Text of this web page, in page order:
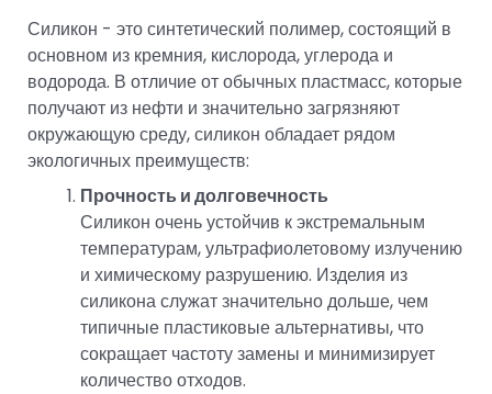
Силикон - это синтетический полимер, состоящий в
основном из кремния, кислорода, углерода и
водорода. В отличие от обычных пластмасс, которые
получают из нефти и значительно загрязняют
окружающую среду, силикон обладает рядом
экологичных преимуществ:
Прочность и долговечность
Силикон очень устойчив к экстремальным
температурам, ультрафиолетовому излучению
и химическому разрушению. Изделия из
силикона служат значительно дольше, чем
типичные пластиковые альтернативы, что
сокращает частоту замены и минимизирует
количество отходов.